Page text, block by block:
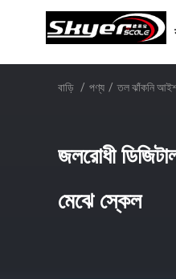
বাড়ি / পণ্য / তল ঝাঁকনি
জলরোধী
মেঝে স্কেল